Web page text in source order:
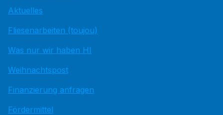
Aktuelles
Fliesenarbeiten (toujou)
Was nur wir haben HI
Weihnachtspost
Finanzierung anfragen
Fördermittel